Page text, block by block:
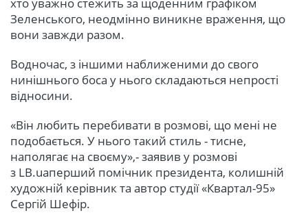
хто уважно стежить за щоденним графіком
Зеленського, неодмінно виникне враження, що
вони завжди разом.
Водночас, з іншими наближеними до свого
нинішнього боса у нього складаються непрості
відносини.
«Він любить перебивати в розмові, що мені не
подобається. У нього такий стиль - тисне,
наполягає на своєму»,- заявив у розмові
з LB.uaперший помічник президента, колишній
художній керівник та автор студії «Квартал-95»
Сергій Шефір.